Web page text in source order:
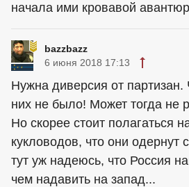
начала ими кровавой
bazzbazz
6 июня 2018 17:13
Нужна диверсия от партизан.
них не было! Может тогда не
Но скорее стоит полагаться
кукловодов, что они одернут
тут уж надеюсь, что Россия
чем надавить на запад...